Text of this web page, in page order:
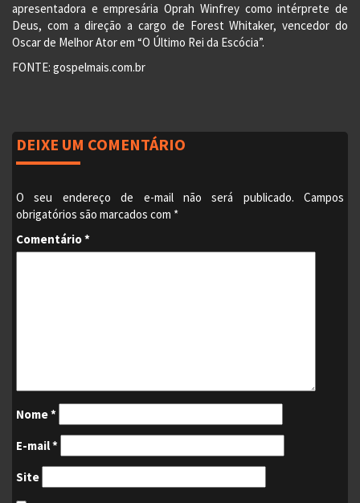
apresentadora e empresária Oprah Winfrey como intérprete de
Deus, com a direção a cargo de Forest Whitaker, vencedor do
Oscar de Melhor Ator em “O Último Rei da Escócia”.
FONTE: gospelmais.com.br
DEIXE UM COMENTÁRIO
O seu endereço de e-mail não será publicado.
Campos
obrigatórios são marcados com *
Comentário*
Nome*
E-mail*
Site